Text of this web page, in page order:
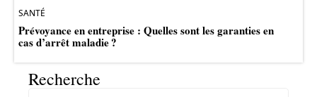
SANTÉ
Prévoyance en entreprise : Quelles sont les garanties en
cas d’arrêt maladie ?
Recherche